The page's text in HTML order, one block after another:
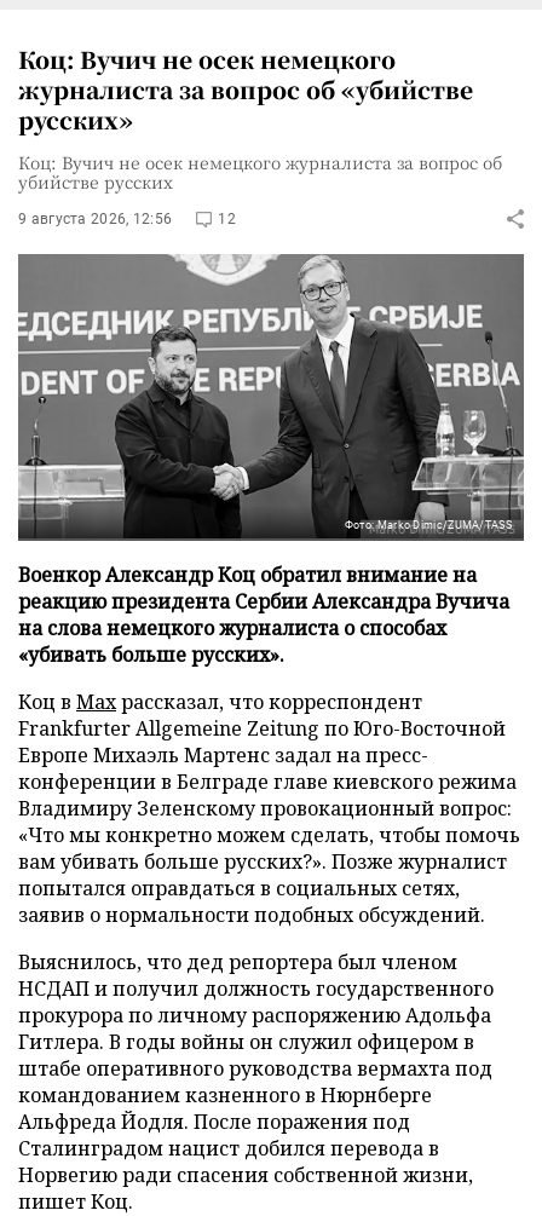
Коц: Вучич не осек немецкого
журналиста за вопрос об «убийстве
русских»
Коц: Вучич не осек немецкого журналиста за вопрос об
убийстве русских
9 августа 2026, 12:56 12
Фото: Marko Dimic/ZUMA/TASS
Военкор Александр Коц обратил внимание на
реакцию президента Сербии Александра Вучича
на слова немецкого журналиста о способах
«убивать больше русских».
Коц в Махрассказал, что корреспондент
Frankfurter Allgemeine Zeitung по Юго-Восточной
Европе Михаэль Мартенс задал на пресс-
конференции в Белграде главе киевского режима
Владимиру Зеленскому провокационный вопрос:
«Что мы конкретно можем сделать, чтобы помочь
вам убивать больше русских?». Позже журналист
попытался оправдаться в социальных сетях,
заявив о нормальности подобных обсуждений.
Выяснилось, что дед репортера был членом
НСДАП и получил должность государственного
прокурора по личному распоряжению Адольфа
Гитлера. В годы войны он служил офицером в
штабе оперативного руководства вермахта под
командованием казненного в Нюрнберге
Альфреда Йодля. После поражения под
Сталинградом нацист добился перевода в
Норвегию ради спасения собственной жизни,
пишет Коц.